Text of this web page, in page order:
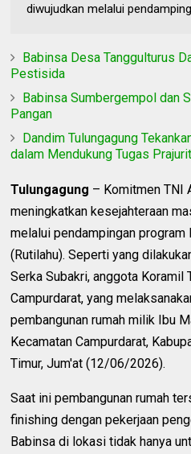
diwujudkan melalui
Babinsa Desa Tanggulturus
Pestisida
Babinsa Sumbergempol dan
Pangan
Dandim Tulungagung
dalam Mendukung Tugas Prajurit
Tulungagung – Komitmen TNI
meningkatkan kesejahteraan
melalui pendampingan program
(Rutilahu). Seperti yang
Serka Subakri, anggota
Campurdarat, yang
pembangunan rumah milik Ibu
Kecamatan Campurdarat,
Timur, Jum'at (12/06/2026).
Saat ini pembangunan rumah
finishing dengan pekerjaan
Babinsa di lokasi tidak hanya